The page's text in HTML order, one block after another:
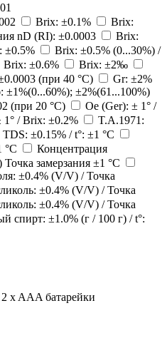
Brix: ±0.1%
Brix:
nD (RI): ±0.0003
Brix:
±0.5%
Brix: ±0.5% (0...30%) /
Brix: ±0.6%
Brix: ±2‰
(при 40 °C)
Gr: ±2%
±1%(0...60%); ±2%(61...100%)
(при 20 °C)
Oe (Ger): ± 1° /
1° / Brix: ±0.2%
T.A.1971:
TDS: ±0.15% / t°: ±1 °C
°C
Концентрация
замерзания ±1 °C
±0.4% (V/V) / Точка
±0.4% (V/V) / Точка
±0.4% (V/V) / Точка
спирт: ±1.0% (г / 100 г) / t°:
2 x AAA батарейки